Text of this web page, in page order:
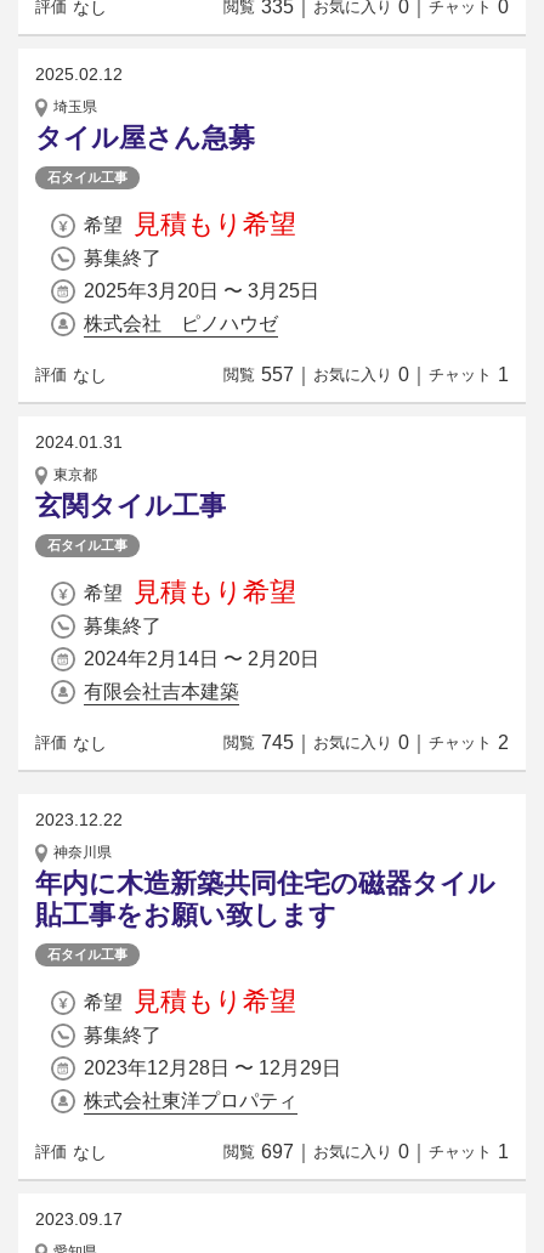
評価 なし 閲覧 335 お気に入り 0 チャット 0
2025.02.12
埼玉県
タイル屋さん急募
石タイル工事
希望 見積もり希望
募集終了
2025年3月20日 〜 3月25日
株式会社 ピノハウゼ
評価 なし 閲覧 557 お気に入り 0 チャット 1
2024.01.31
東京都
玄関タイル工事
石タイル工事
希望 見積もり希望
募集終了
2024年2月14日 〜 2月20日
有限会社吉本建築
評価 なし 閲覧 745 お気に入り 0 チャット 2
2023.12.22
神奈川県
年内に木造新築共同住宅の磁器タイル
貼工事をお願い致します
石タイル工事
希望 見積もり希望
募集終了
2023年12月28日 〜 12月29日
株式会社東洋プロパティ
評価 なし 閲覧 697 お気に入り 0 チャット 1
2023.09.17